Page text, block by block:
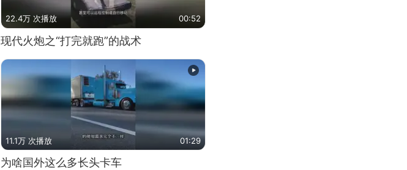
22.4万 次播放 00:52
现代火炮之“打完就跑”的战术
11.1万 次播放 01:29
为啥国外这么多长头卡车